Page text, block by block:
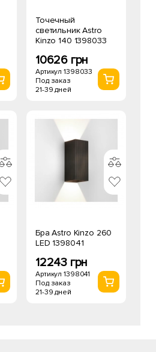
Точечный
светильник Astro
Kinzo 140 1398033
10626 грн
Артикул 1398033
Под заказ
21-39 дней
Бра Astro Kinzo 260
LED 1398041
12243 грн
Артикул 1398041
Под заказ
21-39 дней